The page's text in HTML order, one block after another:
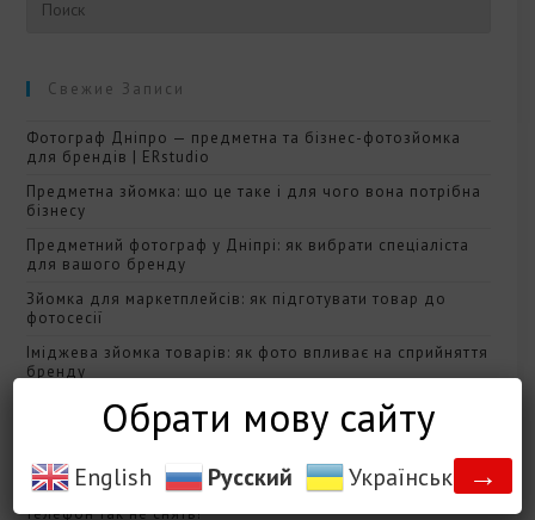
Свежие Записи
Фотограф Дніпро — предметна та бізнес-фотозйомка
для брендів | ERstudio
Предметна зйомка: що це таке і для чого вона потрібна
бізнесу
Предметний фотограф у Дніпрі: як вибрати спеціаліста
для вашого бренду
Зйомка для маркетплейсів: як підготувати товар до
фотосесії
Іміджева зйомка товарів: як фото впливає на сприйняття
бренду
Свежие Комментарии
pjokkк записи
Качество фотографии? Почему на
телефон так не снять?
Обрати мову сайту
English Русский Українська →